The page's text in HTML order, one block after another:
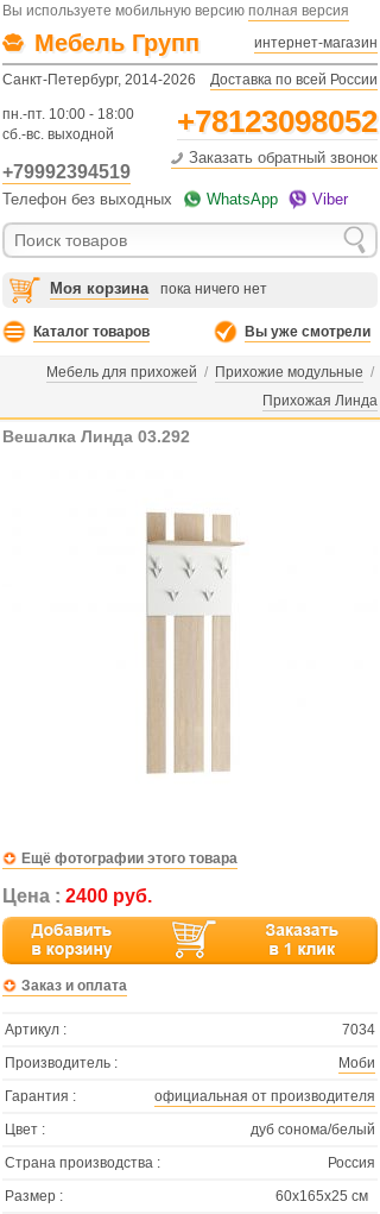
Вы используете мобильную версию полная версия
Мебель Групп интернет-магазин
Санкт-Петербург, 2014-2026 Доставка по всей России
пн.-пт. 10:00 - 18:00
сб.-вс. выходной
+78123098052
+79992394519
Заказать обратный звонок
Телефон без выходных WhatsApp Viber
Моя корзина пока ничего нет
Каталог товаров Вы уже смотрели
Мебель для прихожей / Прихожие модульные /
Прихожая Линда
Вешалка Линда 03.292
Ещё фотографии этого товара
Цена : 2400 руб.
Заказ и оплата
Артикул :
7034
Производитель :
Моби
Гарантия :
официальная от производителя
Цвет :
дуб сонома/белый
Страна производства :
Россия
Размер :
60х165х25 см